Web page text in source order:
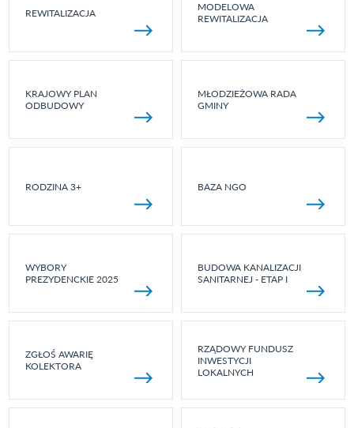
REWITALIZACJA
MODELOWA
REWITALIZACJA
KRAJOWY PLAN
ODBUDOWY
MŁODZIEŻOWA RADA
GMINY
RODZINA 3+ BAZA NGO
WYBORY
PREZYDENCKIE 2025
BUDOWA KANALIZACJI
SANITARNEJ - ETAP I
ZGŁOŚ AWARIĘ
KOLEKTORA
RZĄDOWY FUNDUSZ
INWESTYCJI
LOKALNYCH